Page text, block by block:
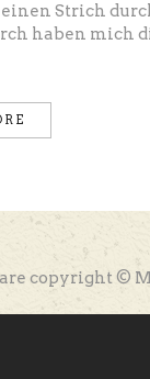
Strich
haben mich
copyright ©